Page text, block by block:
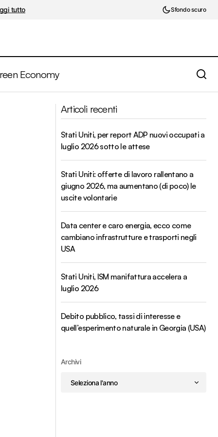
tutto Sfondo scuro
Economy
finanziario
agli USA segnali di ripresa
Articoli recenti
Stati Uniti, per report ADP nuovi occupati a
luglio 2026 sotto le attese
Stati Uniti: offerte di lavoro rallentano a
giugno 2026, ma aumentano (di poco) le
uscite volontarie
Data center e caro energia, ecco come
cambiano infrastrutture e trasporti negli
USA
Stati Uniti, ISM manifattura accelera a
luglio 2026
Debito pubblico, tassi di interesse e
quell’esperimento naturale in Georgia (USA)
Archivi